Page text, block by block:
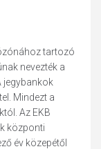
tartozó
nevezték a
jegybankok
Mindezt a
Az EKB
központi
év közepétől